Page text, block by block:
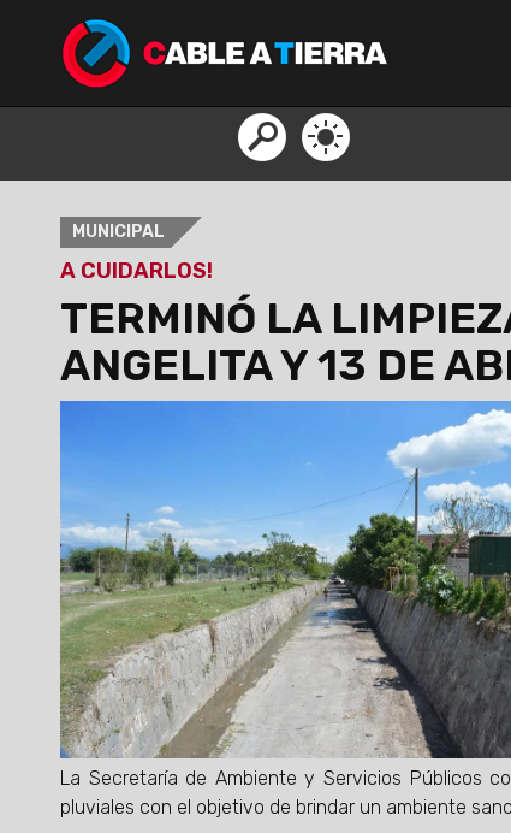
MUNICIPAL
A CUIDARLOS!
TERMINÓ LA
ANGELITA Y 13 DE
La Secretaría de Ambiente y Servicios Públicos
pluviales con el objetivo de brindar un ambiente